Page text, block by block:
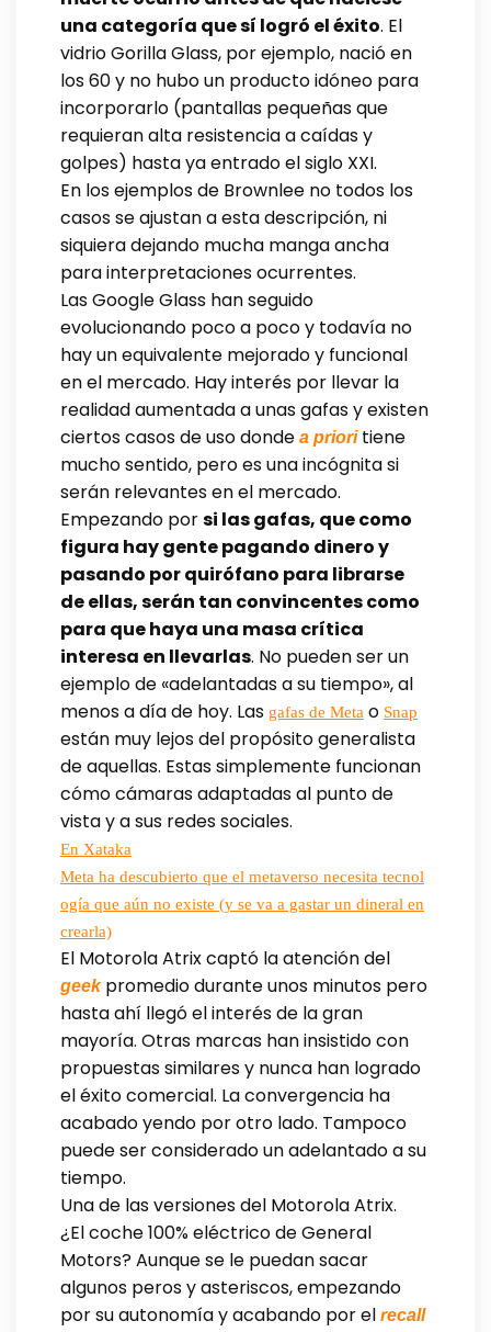
una categoría que sí logró el éxito. El
vidrio Gorilla Glass, por ejemplo, nació en
los 60 y no hubo un producto idóneo para
incorporarlo (pantallas pequeñas que
requieran alta resistencia a caídas y
golpes) hasta ya entrado el siglo XXI.
En los ejemplos de Brownlee no todos los
casos se ajustan a esta descripción, ni
siquiera dejando mucha manga ancha
para interpretaciones ocurrentes.
Las Google Glass han seguido
evolucionando poco a poco y todavía no
hay un equivalente mejorado y funcional
en el mercado. Hay interés por llevar la
realidad aumentada a unas gafas y existen
ciertos casos de uso donde a priori tiene
mucho sentido, pero es una incógnita si
serán relevantes en el mercado.
Empezando porsi las gafas, que como
figura hay gente pagando dinero y
pasando por quirófano para librarse
de ellas, serán tan convincentes como
para que haya una masa crítica
interesa en llevarlas. No pueden ser un
ejemplo de «adelantadas a su tiempo», al
menos a día de hoy. Las gafas de Meta o Snap
están muy lejos del propósito generalista
de aquellas. Estas simplemente funcionan
cómo cámaras adaptadas al punto de
vista y a sus redes sociales.
En Xataka
Meta ha descubierto que el metaverso necesita tecnol
ogía que aún no existe (y se va a gastar un dineral en
crearla)
El Motorola Atrix captó la atención del
geek promedio durante unos minutos pero
hasta ahí llegó el interés de la gran
mayoría. Otras marcas han insistido con
propuestas similares y nunca han logrado
el éxito comercial. La convergencia ha
acabado yendo por otro lado. Tampoco
puede ser considerado un adelantado a su
tiempo.
Una de las versiones del Motorola Atrix.
¿El coche 100% eléctrico de General
Motors? Aunque se le puedan sacar
algunos peros y asteriscos, empezando
por su autonomía y acabando por el recall